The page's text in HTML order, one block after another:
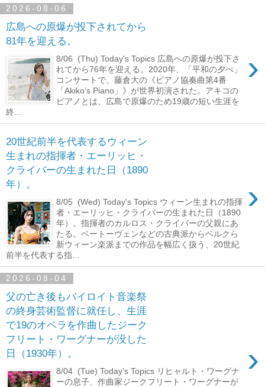
2026-08-06
広島への原爆が投下されてから
81年を迎える。
›
8/06 (Thu) Today's Topics 広島への原爆が投下さ
れてから76年を迎える。2020年、「平和の夕べ」
コンサートで、藤倉大の《ピアノ協奏曲第4番
「Akiko’s Piano」》が世界初演された。アキコの
ピアノとは、広島で原爆のため19歳の短い生涯を
終...
20世紀前半を代表するウィーン
生まれの指揮者・エーリッヒ・
クライバーの生まれた日（1890
年）。
›
8/05 (Wed) Today's Topics ウィーン生まれの指揮
者・エーリッヒ・クライバーの生まれた日（1890
年）。指揮者のカルロス・クライバーの父親にあ
たる。ベートーヴェンなどの古典派からベルクら
新ウィーン楽派までの作品を幅広く扱う、20世紀
前半を代表する指...
2026-08-04
父の亡き後もバイロイト音楽祭
の終身芸術監督に就任し、生涯
で19のオペラを作曲したジーク
フリート・ワーグナーが没した
日（1930年）。
›
8/04 (Tue) Today's Topics リヒャルト・ワーグナ
ーの息子、作曲家ジークフリート・ワーグナーが